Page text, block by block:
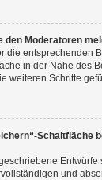
den Moderatoren
die entsprechenden
in der Nähe des
weiteren Schritte
Schaltfläche
und